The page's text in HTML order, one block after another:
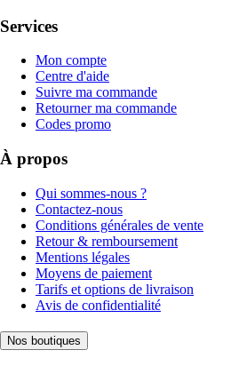
Services
Mon compte
Centre d'aide
Suivre ma commande
Retourner ma commande
Codes promo
À propos
Qui sommes-nous ?
Contactez-nous
Conditions générales de vente
Retour & remboursement
Mentions légales
Moyens de paiement
Tarifs et options de livraison
Avis de confidentialité
Nos boutiques